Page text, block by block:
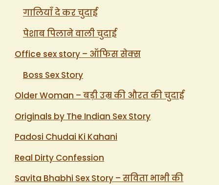
गालियाँ दे कर चुदाई
पेशाब पिलाने वाली चुदाई
Office sex story – ऑफिस सेक्स
Boss Sex Story
Older Woman – बड़ी उम्र की औरत की चुदाई
Originals by The Indian Sex Story
Padosi Chudai Ki Kahani
Real Dirty Confession
Savita Bhabhi Sex Story – सविता भाभी की